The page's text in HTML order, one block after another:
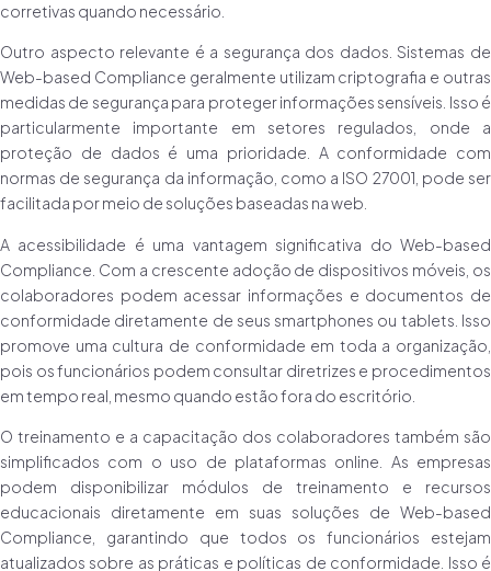
corretivas quando necessário.
Outro aspecto relevante é a segurança dos dados. Sistemas de
Web-based Compliance geralmente utilizam criptografia e outras
medidas de segurança para proteger informações sensíveis. Isso é
particularmente importante em setores regulados, onde a
proteção de dados é uma prioridade. A conformidade com
normas de segurança da informação, como a ISO 27001, pode ser
facilitada por meio de soluções baseadas na web.
A acessibilidade é uma vantagem significativa do Web-based
Compliance. Com a crescente adoção de dispositivos móveis, os
colaboradores podem acessar informações e documentos de
conformidade diretamente de seus smartphones ou tablets. Isso
promove uma cultura de conformidade em toda a organização,
pois os funcionários podem consultar diretrizes e procedimentos
em tempo real, mesmo quando estão fora do escritório.
O treinamento e a capacitação dos colaboradores também são
simplificados com o uso de plataformas online. As empresas
podem disponibilizar módulos de treinamento e recursos
educacionais diretamente em suas soluções de Web-based
Compliance, garantindo que todos os funcionários estejam
atualizados sobre as práticas e políticas de conformidade. Isso é